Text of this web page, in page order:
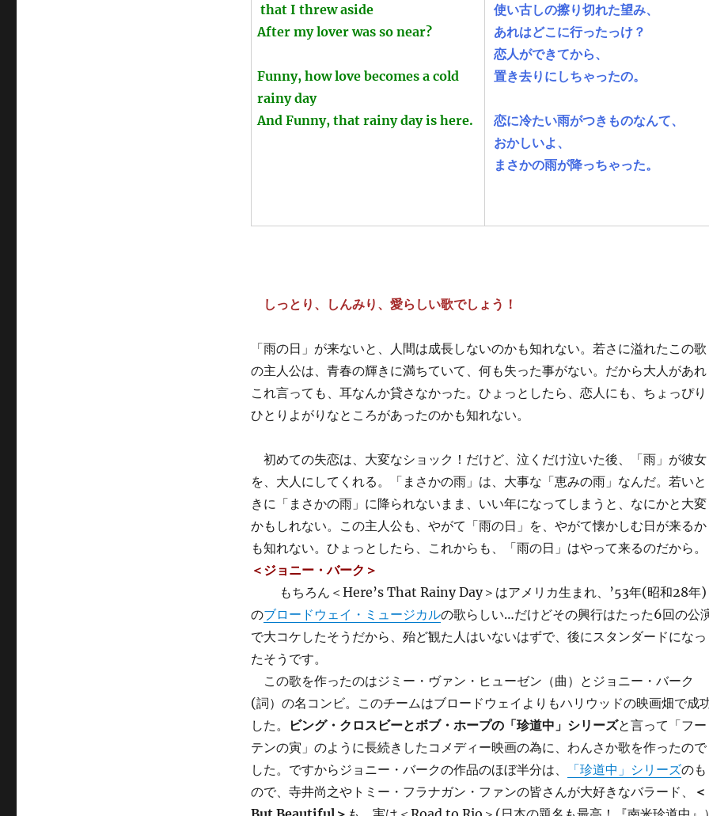
that I threw aside
After my lover was so near?
Funny, how love becomes a cold
rainy day
And Funny, that rainy day is here.
使い古しの擦り切れた望み、
あれはどこに行ったっけ？
恋人ができてから、
置き去りにしちゃったの。
恋に冷たい雨がつきものなんて、
おかしいよ、
まさかの雨が降っちゃった。
しっとり、しんみり、愛らしい歌でしょう！
「雨の日」が来ないと、人間は成長しないのかも知れない。若さに溢れたこの歌
の主人公は、青春の輝きに満ちていて、何も失った事がない。だから大人があれ
これ言っても、耳なんか貸さなかった。ひょっとしたら、恋人にも、ちょっぴり
ひとりよがりなところがあったのかも知れない。
初めての失恋は、大変なショック！だけど、泣くだけ泣いた後、「雨」が彼女
を、大人にしてくれる。「まさかの雨」は、大事な「恵みの雨」なんだ。若いと
きに「まさかの雨」に降られないまま、いい年になってしまうと、なにかと大変
かもしれない。この主人公も、やがて「雨の日」を、やがて懐かしむ日が来るか
も知れない。ひょっとしたら、これからも、「雨の日」はやって来るのだから。
＜ジョニー・バーク＞
もちろん＜Here’s That Rainy Day＞はアメリカ生まれ、’53年(昭和28年)
のブロードウェイ・ミュージカルの歌らしい…だけどその興行はたった6回の公
で大コケしたそうだから、殆ど観た人はいないはずで、後にスタンダードになっ
たそうです。
この歌を作ったのはジミー・ヴァン・ヒューゼン（曲）とジョニー・バーク
(詞）の名コンビ。このチームはブロードウェイよりもハリウッドの映画畑で成
した。
ビング・クロスビーとボブ・ホープの「珍道中」シリーズと言って「フー
テンの寅」のように長続きしたコメディー映画の為に、わんさか歌を作ったので
した。ですからジョニー・バークの作品のほぼ半分は、
「珍道中」シリーズのも
ので、寺井尚之やトミー・フラナガン・ファンの皆さんが大好きなバラード、
＜